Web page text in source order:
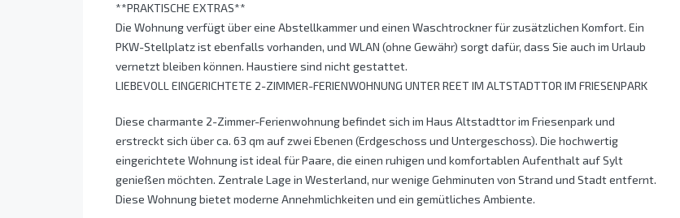
**PRAKTISCHE EXTRAS**
Die Wohnung verfügt über eine Abstellkammer und einen Waschtrockner für zusätzlichen Komfort. Ein
PKW-Stellplatz ist ebenfalls vorhanden, und WLAN (ohne Gewähr) sorgt dafür, dass Sie auch im Urlaub
vernetzt bleiben können. Haustiere sind nicht gestattet.
LIEBEVOLL EINGERICHTETE 2-ZIMMER-FERIENWOHNUNG UNTER REET IM ALTSTADTTOR IM FRIESENPARK
Diese charmante 2-Zimmer-Ferienwohnung befindet sich im Haus Altstadttor im Friesenpark und
erstreckt sich über ca. 63 qm auf zwei Ebenen (Erdgeschoss und Untergeschoss). Die hochwertig
eingerichtete Wohnung ist ideal für Paare, die einen ruhigen und komfortablen Aufenthalt auf Sylt
genießen möchten. Zentrale Lage in Westerland, nur wenige Gehminuten von Strand und Stadt entfernt.
Diese Wohnung bietet moderne Annehmlichkeiten und ein gemütliches Ambiente.